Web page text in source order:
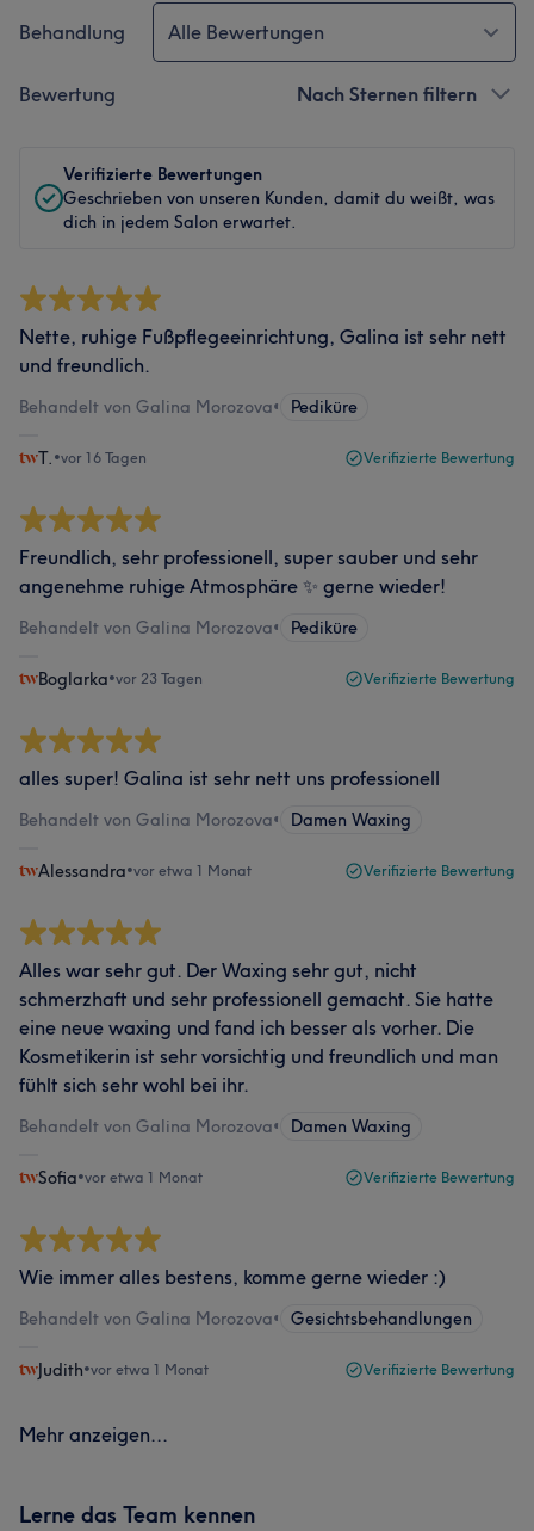
Behandlung Alle Bewertungen
Bewertung Nach Sternen filtern
Verifizierte Bewertungen
Geschrieben von unseren Kunden, damit du weißt, was
dich in jedem Salon erwartet.
Nette, ruhige Fußpflegeeinrichtung, Galina ist sehr nett
und freundlich.
Behandelt von Galina Morozova• Pediküre
T. •vor 16 Tagen Verifizierte Bewertung
Freundlich, sehr professionell, super sauber und sehr
angenehme ruhige Atmosphäre ✨ gerne wieder!
Behandelt von Galina Morozova• Pediküre
Boglarka•vor 23 Tagen Verifizierte Bewertung
alles super! Galina ist sehr nett uns professionell
Behandelt von Galina Morozova• Damen Waxing
Alessandra•vor etwa 1 Monat Verifizierte Bewertung
Alles war sehr gut. Der Waxing sehr gut, nicht
schmerzhaft und sehr professionell gemacht. Sie hatte
eine neue waxing und fand ich besser als vorher. Die
Kosmetikerin ist sehr vorsichtig und freundlich und man
fühlt sich sehr wohl bei ihr.
Behandelt von Galina Morozova• Damen Waxing
Sofia•vor etwa 1 Monat Verifizierte Bewertung
Wie immer alles bestens, komme gerne wieder :)
Behandelt von Galina Morozova• Gesichtsbehandlungen
Judith•vor etwa 1 Monat Verifizierte Bewertung
Mehr anzeigen...
Lerne das Team kennen